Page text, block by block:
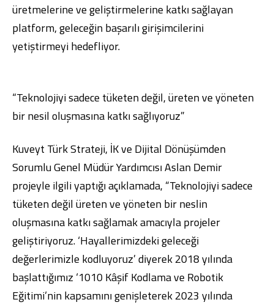
üretmelerine ve geliştirmelerine katkı sağlayan
platform, geleceğin başarılı girişimcilerini
yetiştirmeyi hedefliyor.
“Teknolojiyi sadece tüketen değil, üreten ve yöneten
bir nesil oluşmasına katkı sağlıyoruz”
Kuveyt Türk Strateji, İK ve Dijital Dönüşümden
Sorumlu Genel Müdür Yardımcısı Aslan Demir
projeyle ilgili yaptığı açıklamada, “Teknolojiyi sadece
tüketen değil üreten ve yöneten bir neslin
oluşmasına katkı sağlamak amacıyla projeler
geliştiriyoruz. ‘Hayallerimizdeki geleceği
değerlerimizle kodluyoruz’ diyerek 2018 yılında
başlattığımız ‘1010 Kâşif Kodlama ve Robotik
Eğitimi’nin kapsamını genişleterek 2023 yılında